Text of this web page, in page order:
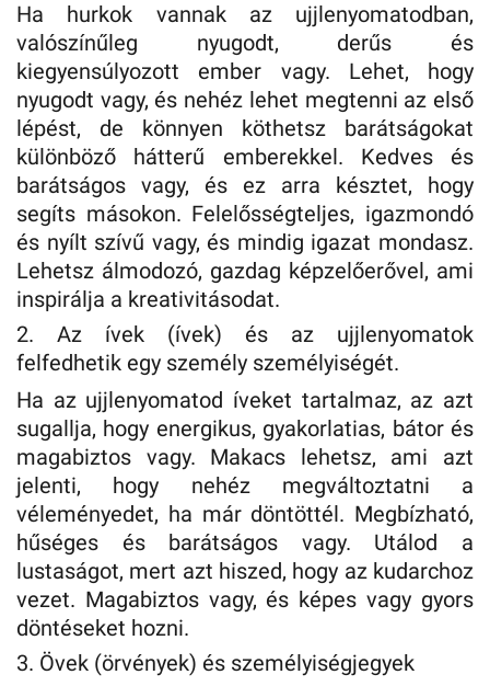
Ha hurkok vannak az ujjlenyomatodban,
valószínűleg nyugodt, derűs és
kiegyensúlyozott ember vagy. Lehet, hogy
nyugodt vagy, és nehéz lehet megtenni az első
lépést, de könnyen köthetsz barátságokat
különböző hátterű emberekkel. Kedves és
barátságos vagy, és ez arra késztet, hogy
segíts másokon. Felelősségteljes, igazmondó
és nyílt szívű vagy, és mindig igazat mondasz.
Lehetsz álmodozó, gazdag képzelőerővel, ami
inspirálja a kreativitásodat.
2. Az ívek (ívek) és az ujjlenyomatok
felfedhetik egy személy személyiségét.
Ha az ujjlenyomatod íveket tartalmaz, az azt
sugallja, hogy energikus, gyakorlatias, bátor és
magabiztos vagy. Makacs lehetsz, ami azt
jelenti, hogy nehéz megváltoztatni a
véleményedet, ha már döntöttél. Megbízható,
hűséges és barátságos vagy. Utálod a
lustaságot, mert azt hiszed, hogy az kudarchoz
vezet. Magabiztos vagy, és képes vagy gyors
döntéseket hozni.
3. Övek (örvények) és személyiségjegyek